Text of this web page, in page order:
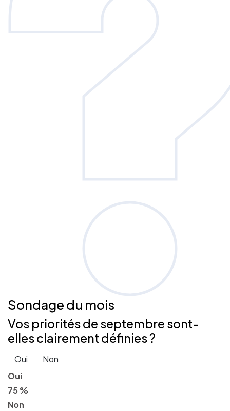
Sondagedu mois
Vos priorités de septembre sont-
elles clairement définies ?
Oui
Non
Oui
75 %
Non